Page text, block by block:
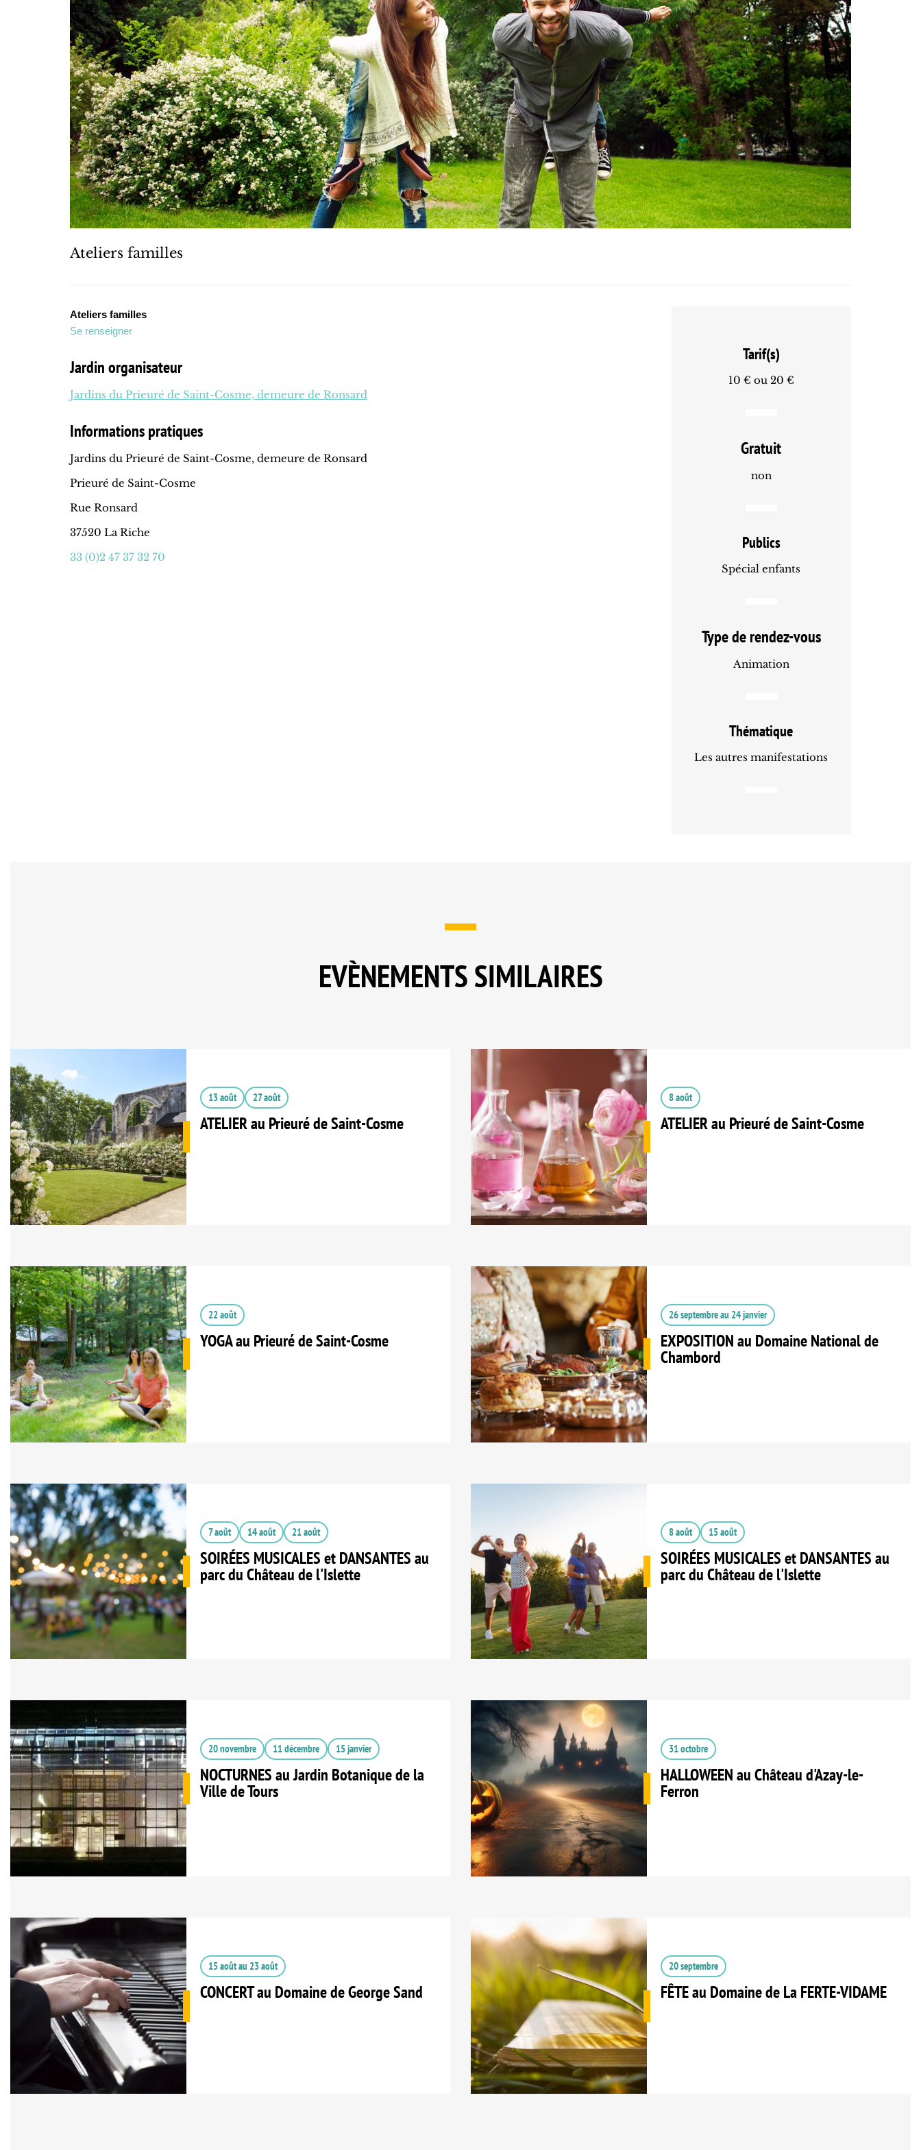
Ateliers familles
Ateliers familles
Se renseigner
Jardin organisateur
Jardins du Prieuré de Saint-Cosme, demeure de Ronsard
Informations pratiques
Jardins du Prieuré de Saint-Cosme, demeure de Ronsard
Prieuré de Saint-Cosme
Rue Ronsard
37520 La Riche
33 (0)2 47 37 32 70
Tarif(s)
10 € ou 20 €
Gratuit
non
Publics
Spécial enfants
Type de rendez-vous
Animation
Thématique
Les autres manifestations
EVÈNEMENTS SIMILAIRES
13 août 27 août
ATELIER au Prieuré de Saint-Cosme
8 août
ATELIER au Prieuré de Saint-Cosme
22 août
YOGA au Prieuré de Saint-Cosme
26 septembreau 24 janvier
EXPOSITION au Domaine National de
Chambord
7 août 14 août 21 août
SOIRÉES MUSICALES et DANSANTES au
parc du Château de l'Islette
8 août 15 août
SOIRÉES MUSICALES et DANSANTES au
parc du Château de l'Islette
20 novembre 11 décembre 15 janvier
NOCTURNES au Jardin Botanique de la
Ville de Tours
31 octobre
HALLOWEEN au Château d'Azay-le-
Ferron
15 aoûtau 23 août
CONCERT au Domaine de George Sand
20 septembre
FÊTE au Domaine de La FERTE-VIDAME